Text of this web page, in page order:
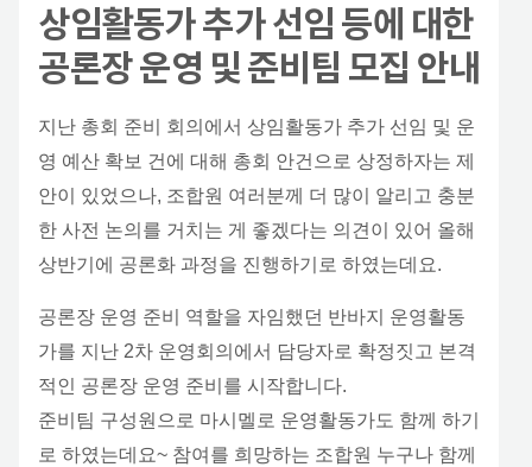
상임활동가 추가 선임 등에 대한
공론장 운영 및 준비팀 모집 안내
지난 총회 준비 회의에서 상임활동가 추가 선임 및 운
영 예산 확보 건에 대해 총회 안건으로 상정하자는 제
안이 있었으나, 조합원 여러분께 더 많이 알리고 충분
한 사전 논의를 거치는 게 좋겠다는 의견이 있어 올해
상반기에 공론화 과정을 진행하기로 하였는데요.
공론장 운영 준비 역할을 자임했던 반바지 운영활동
가를 지난 2차 운영회의에서 담당자로 확정짓고 본격
적인 공론장 운영 준비를 시작합니다.
준비팀 구성원으로 마시멜로 운영활동가도 함께 하기
로 하였는데요~ 참여를 희망하는 조합원 누구나 함께